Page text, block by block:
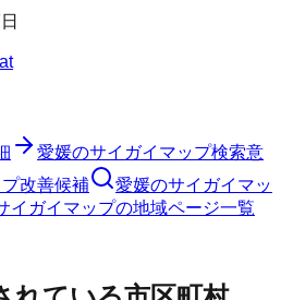
愛媛のサイガイマップ検索意
改善候補
愛媛のサイガイマッ
イガイマップの地域ページ一覧